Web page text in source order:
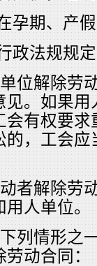
孕期、产
政法规规
位解除劳
见。如果
会有权要
的，工会
者解除劳
用人单位。
列情形之
劳动合同：